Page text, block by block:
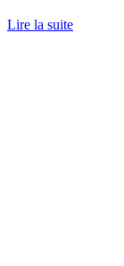
Lire la suite